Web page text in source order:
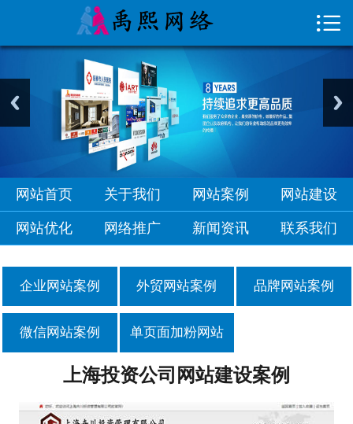
网站案例
网站优化
网络推广

网站首页 关于我们 网站案例 网站建设
网站优化 网络推广 新闻资讯 联系我们
企业网站案例 外贸网站案例 品牌网站案例
微信网站案例 单页面加粉网站
上海投资公司网站建设案例